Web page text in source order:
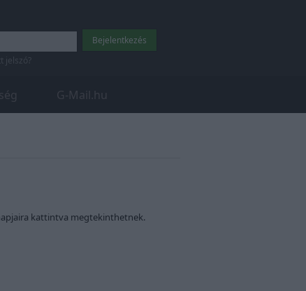
jelszó?
G-Mail.hu
kattintva megtekinthetnek.